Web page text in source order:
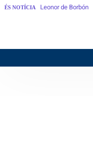
ÉS NOTÍCIA Leonor de Borbón